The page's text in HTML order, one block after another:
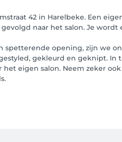
42 in Harelbeke. Een
naar het salon. Je
spetterende opening, zijn we
gekleurd en geknipt.
eigen salon. Neem zeker